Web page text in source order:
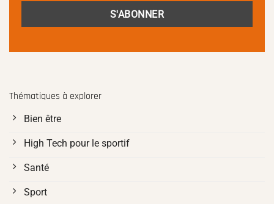
Thématiques à explorer
Bien être
High Tech pour le sportif
Santé
Sport